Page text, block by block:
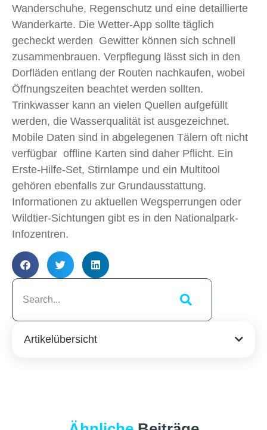
Wanderschuhe, Regenschutz und eine detaillierte
Wanderkarte. Die Wetter-App sollte täglich
gecheckt werden Gewitter können sich schnell
zusammenbrauen. Verpflegung lässt sich in den
Dorfläden entlang der Routen nachkaufen, wobei
Öffnungszeiten beachtet werden sollten.
Trinkwasser kann an vielen Quellen aufgefüllt
werden, die Wasserqualität ist ausgezeichnet.
Mobile Daten sind in abgelegenen Tälern oft nicht
verfügbar offline Karten sind daher Pflicht. Ein
Erste-Hilfe-Set, Stirnlampe und ein Multitool
gehören ebenfalls zur Grundausstattung.
Informationen zu aktuellen Wegsperrungen oder
Wildtier-Sichtungen gibt es in den Nationalpark-
Infozentren.
Artikelübersicht